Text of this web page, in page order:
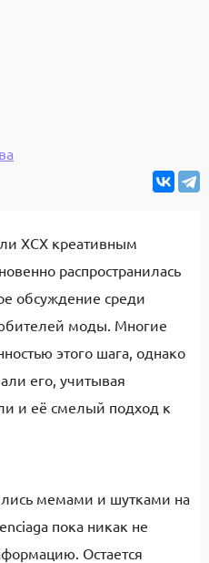
XCX креативным
распространилась
обсуждение среди
моды. Многие
этого шага, однако
его, учитывая
и её смелый подход к
мемами и шутками на
пока никак не
Остается